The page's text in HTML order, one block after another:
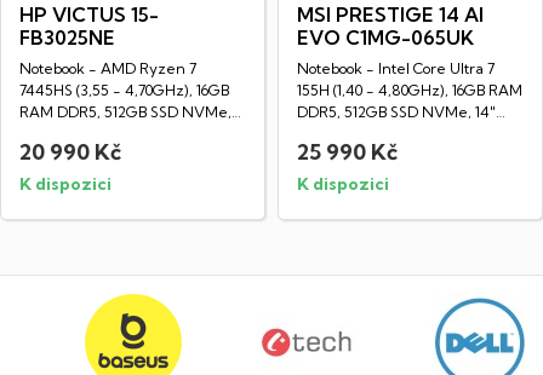
HP VICTUS 15-
FB3025NE
Notebook - AMD Ryzen 7
7445HS (3,55 - 4,70GHz), 16GB
RAM DDR5, 512GB SSD NVMe,
20 990 Kč
K dispozici
MSI PRESTIGE 14 AI
EVO C1MG-065UK
Notebook - Intel Core Ultra 7
155H (1,40 - 4,80GHz), 16GB RAM
DDR5, 512GB SSD NVMe, 14"
25 990 Kč
K dispozici